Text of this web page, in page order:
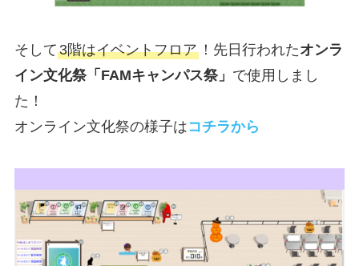
そして3階はイベントフロア！先日行われたオンラ
イン文化祭「FAMキャンパス祭」 で使用しまし
た！
オンライン文化祭の様子はコチラから